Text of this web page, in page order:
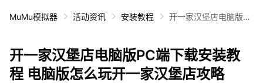
MuMu模拟器 活动资讯 安装教程
开一家汉堡店电脑版P
攻略
开一家汉堡店电脑版PC端下载安装教
程 电脑版怎么玩开一家汉堡店攻略